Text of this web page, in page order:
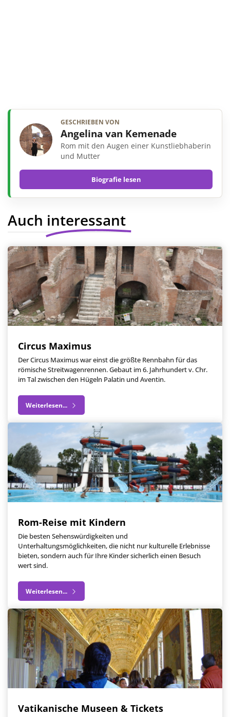
GESCHRIEBEN VON
Angelina van Kemenade
Rom mit den Augen einer Kunstliebhaberin
und Mutter
Biografie lesen
Auch interessant
Circus Maximus
Der Circus Maximus war einst die größte Rennbahn für das
römische Streitwagenrennen. Gebaut im 6. Jahrhundert v. Chr.
im Tal zwischen den Hügeln Palatin und Aventin.
Weiterlesen...
Rom-Reise mit Kindern
Die besten Sehenswürdigkeiten und
Unterhaltungsmöglichkeiten, die nicht nur kulturelle Erlebnisse
bieten, sondern auch für Ihre Kinder sicherlich einen Besuch
wert sind.
Weiterlesen...
Vatikanische Museen & Tickets